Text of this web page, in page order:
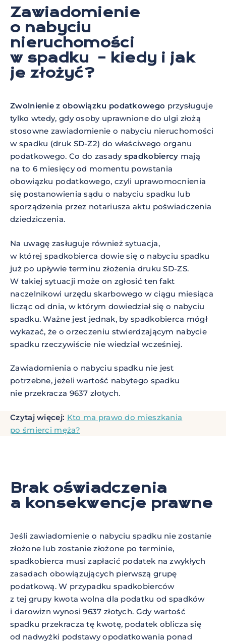
Zawiadomienie
o nabyciu
nieruchomości
w spadku – kiedy i jak
je złożyć?
Zwolnienie z obowiązku podatkowego przysługuje
tylko wtedy, gdy osoby uprawnione do ulgi złożą
stosowne zawiadomienie o nabyciu nieruchomości
w spadku (druk SD-Z2) do właściwego organu
podatkowego. Co do zasady spadkobiercy mają
na to 6 miesięcy od momentu powstania
obowiązku podatkowego, czyli uprawomocnienia
się postanowienia sądu o nabyciu spadku lub
sporządzenia przez notariusza aktu poświadczenia
dziedziczenia.
Na uwagę zasługuje również sytuacja,
w której spadkobierca dowie się o nabyciu spadku
już po upływie terminu złożenia druku SD-ZS.
W takiej sytuacji może on zgłosić ten fakt
naczelnikowi urzędu skarbowego w ciągu miesiąca
licząc od dnia, w którym dowiedział się o nabyciu
spadku. Ważne jest jednak, by spadkobierca mógł
wykazać, że o orzeczeniu stwierdzającym nabycie
spadku rzeczywiście nie wiedział wcześniej.
Zawiadomienia o nabyciu spadku nie jest
potrzebne, jeżeli wartość nabytego spadku
nie przekracza 9637 złotych.
Czytaj więcej: Kto ma prawo do mieszkania
po śmierci męża?
Brak oświadczenia
a konsekwencje prawne
Jeśli zawiadomienie o nabyciu spadku nie zostanie
złożone lub zostanie złożone po terminie,
spadkobierca musi zapłacić podatek na zwykłych
zasadach obowiązujących pierwszą grupę
podatkową. W przypadku spadkobierców
z tej grupy kwota wolna dla podatku od spadków
i darowizn wynosi 9637 złotych. Gdy wartość
spadku przekracza tę kwotę, podatek oblicza się
od nadwyżki podstawy opodatkowania ponad